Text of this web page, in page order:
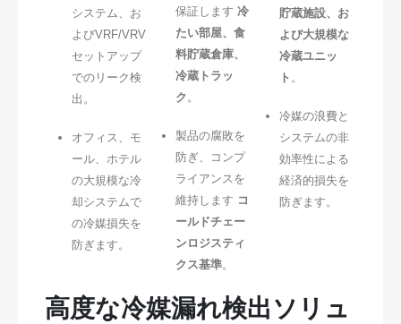
システム、お
よびVRF/VRV
セットアップ
でのリーク検
出。
オフィス、モ
ール、ホテル
の大規模な冷
却システムで
の冷媒損失を
防ぎます。
保証します 冷
たい部屋、食
料貯蔵倉庫、
冷蔵トラッ
ク 。
製品の腐敗を
防ぎ、コンプ
ライアンスを
維持します コ
ールドチェー
ンロジスティ
クス基準。
貯蔵施設、お
よび大規模な
冷蔵ユニッ
ト 。
冷媒の浪費と
システムの非
効率性による
経済的損失を
防ぎます。
高度な冷媒漏れ検出ソリュ